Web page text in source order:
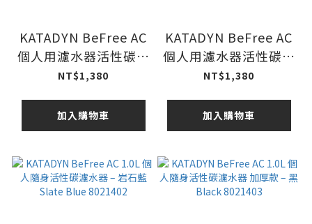
KATADYN BeFree AC
個人用濾水器活性碳濾
芯 岩石藍 8021404
NT$1,380
加入購物車
KATADYN BeFree AC
個人用濾水器活性碳濾
芯 經典黑 8021405
NT$1,380
加入購物車